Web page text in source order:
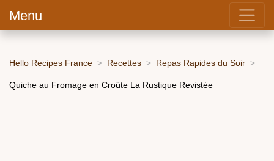
Menu
Hello Recipes France Recettes Repas Rapides du Soir
Quiche au Fromage en Croûte La Rustique Revistée